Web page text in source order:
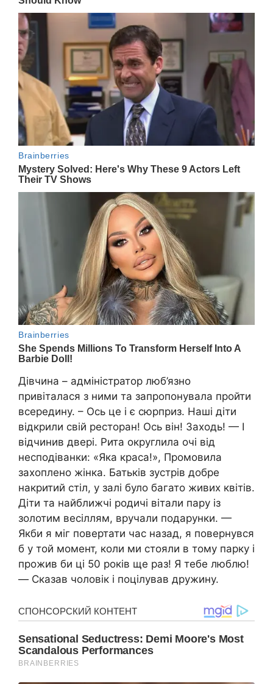
Дівчина – адміністратор люб’язно
привіталася з ними та запропонувала пройти
всередину. – Ось це і є сюрприз. Наші діти
відкрили свій ресторан! Ось він! Заходь! — І
відчинив двері. Рита округлила очі від
несподіванки: «Яка краса!», Промовила
захоплено жінка. Батьків зустрів добре
накритий стіл, у залі було багато живих квітів.
Діти та найближчі родичі вітали пару із
золотим весіллям, вручали подарунки. —
Якби я міг повертати час назад, я повернувся
б у той момент, коли ми стояли в тому парку і
прожив би ці 50 років ще раз! Я тебе люблю!
— Сказав чоловік і поцілував дружину.